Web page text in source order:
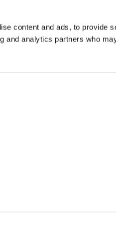
content and ads, to provide
and analytics partners who